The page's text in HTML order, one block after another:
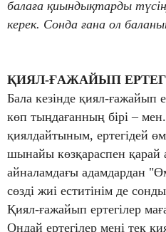
балаға қиындықтарды
керек. Сонда ғана ол
ҚИЯЛ-ҒАЖАЙЫП
Бала кезінде қиял-ғажайып
көп тыңдағанның бірі – мен.
қиялдайтыным, ертегідей
шынайы көзқараспен
айналамдағы адамдардан
сөзді жиі еститінім де
Қиял-ғажайып ертегілер
Ондай ертегілер мені тек